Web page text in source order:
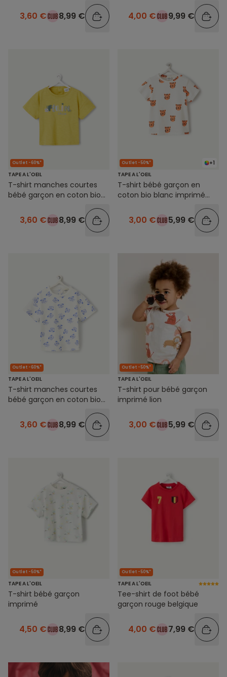
3,60 € 8,99 € 4,00 € 9,99 €
Outlet -60%*
TAPE A L'OEIL
T-shirt manches courtes
bébé garçon en coton bio
3,60 € 8,99 €
+1
Outlet -50%*
TAPE A L'OEIL
T-shirt bébé garçon en
coton bio blanc imprimé
3,00 € 5,99 €
Outlet -60%*
TAPE A L'OEIL
T-shirt manches courtes
bébé garçon en coton bio
chiens
3,60 € 8,99 €
Outlet -50%*
TAPE A L'OEIL
T-shirt pour bébé garçon
imprimé lion
3,00 € 5,99 €
Outlet -50%*
TAPE A L'OEIL
T-shirt bébé garçon
imprimé
4,50 € 8,99 €
Outlet -50%*
TAPE A L'OEIL
Tee-shirt de foot bébé
garçon rouge belgique
4,00 € 7,99 €